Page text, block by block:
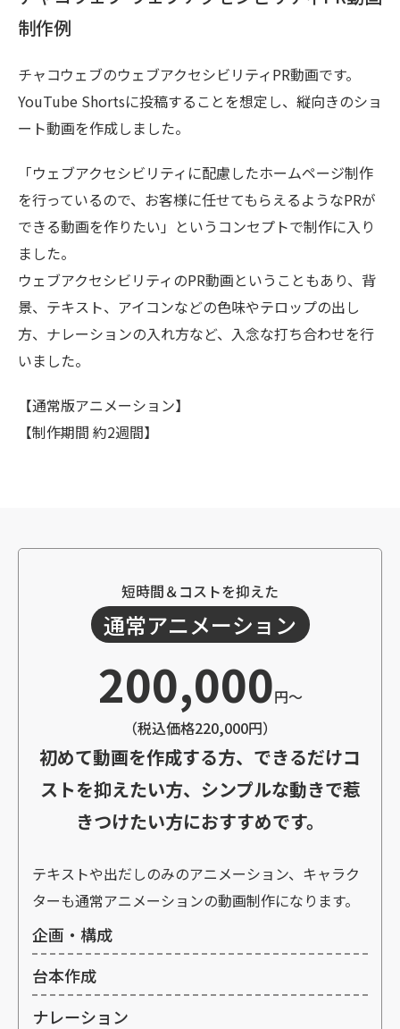
制作例
チャコウェブのウェブアクセシビリティPR動画です。
YouTube Shortsに投稿することを想定し、縦向きのショ
ート動画を作成しました。
「ウェブアクセシビリティに配慮したホームページ制作
を行っているので、お客様に任せてもらえるようなPRが
できる動画を作りたい」というコンセプトで制作に入り
ました。
ウェブアクセシビリティのPR動画ということもあり、背
景、テキスト、アイコンなどの色味やテロップの出し
方、ナレーションの入れ方など、入念な打ち合わせを行
いました。
【通常版アニメーション】
【制作期間 約2週間】
短時間＆コストを抑えた
通常アニメーション
200,000円～
（税込価格220,000円）
初めて動画を作成する方、できるだけコ
ストを抑えたい方、シンプルな動きで惹
きつけたい方におすすめです。
テキストや出だしのみのアニメーション、キャラク
ターも通常アニメーションの動画制作になります。
企画・構成
台本作成
ナレーション